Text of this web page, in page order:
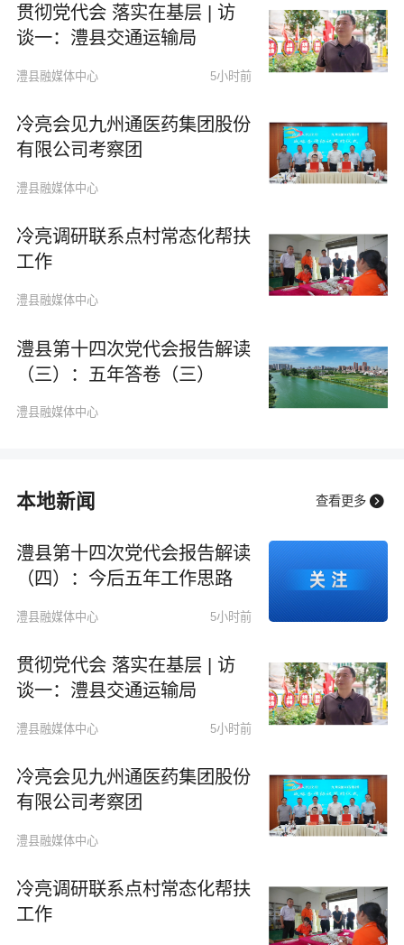
贯彻党代会 落实在基层 | 访
谈一：澧县交通运输局
澧县融媒体中心 5小时前
冷亮会见九州通医药集团股份
有限公司考察团
澧县融媒体中心
冷亮调研联系点村常态化帮扶
工作
澧县融媒体中心
澧县第十四次党代会报告解读
（三）：五年答卷（三）
澧县融媒体中心
本地新闻 查看更多 
澧县第十四次党代会报告解读
（四）：今后五年工作思路
澧县融媒体中心 5小时前
贯彻党代会 落实在基层 | 访
谈一：澧县交通运输局
澧县融媒体中心 5小时前
冷亮会见九州通医药集团股份
有限公司考察团
澧县融媒体中心
冷亮调研联系点村常态化帮扶
工作